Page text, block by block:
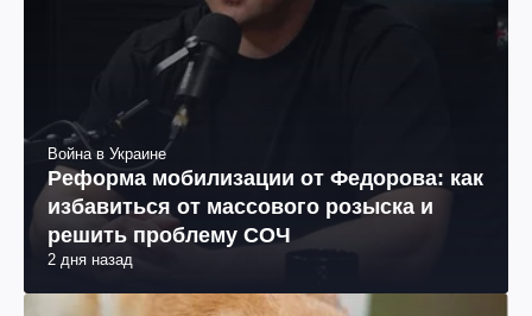
Война в Украине
Реформа мобилизации от Федорова: как
избавиться от массового розыска и
решить проблему СОЧ
2 дня назад